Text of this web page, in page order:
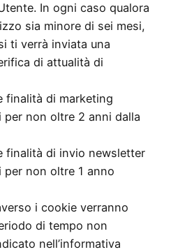
In ogni caso qualora
sia minore di sei mesi,
ti verrà inviata una
di attualità di
finalità di marketing
non oltre 2 anni dalla
finalità di invio newsletter
non oltre 1 anno
i cookie verranno
di tempo non
nell’informativa